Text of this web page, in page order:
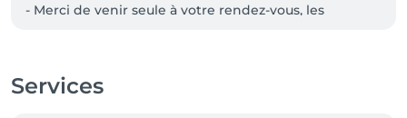
- Merci de venir seule à votre rendez-vous, les
- Merci de prévenir le plus tôt possible en cas
Services